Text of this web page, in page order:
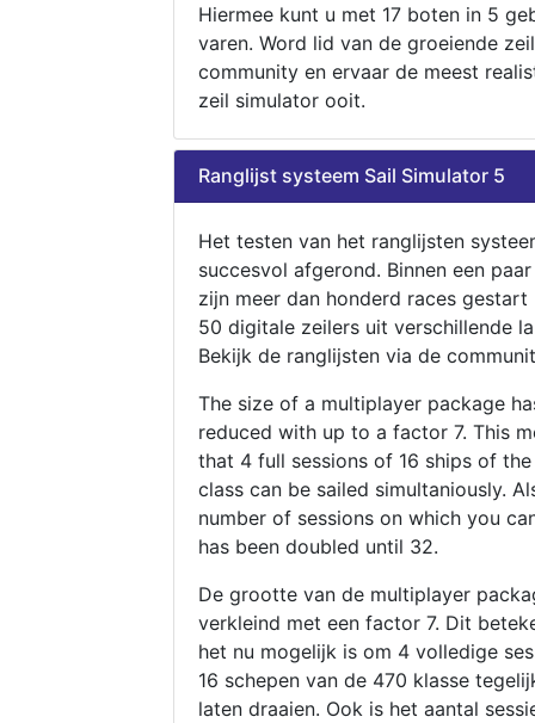
Hiermee kunt u met 17 boten in 5
varen. Word lid van de groeiende zeil
community en ervaar de meest
zeil simulator ooit.
Ranglijst systeem Sail Simulator 5
Het testen van het ranglijsten
succesvol afgerond. Binnen een
zijn meer dan honderd races gestart
50 digitale zeilers uit verschillende
Bekijk de ranglijsten via de
The size of a multiplayer package
reduced with up to a factor 7. This
that 4 full sessions of 16 ships of
class can be sailed simultaniously.
number of sessions on which you
has been doubled until 32.
De grootte van de multiplayer
verkleind met een factor 7. Dit
het nu mogelijk is om 4 volledige
16 schepen van de 470 klasse
laten draaien. Ook is het aantal